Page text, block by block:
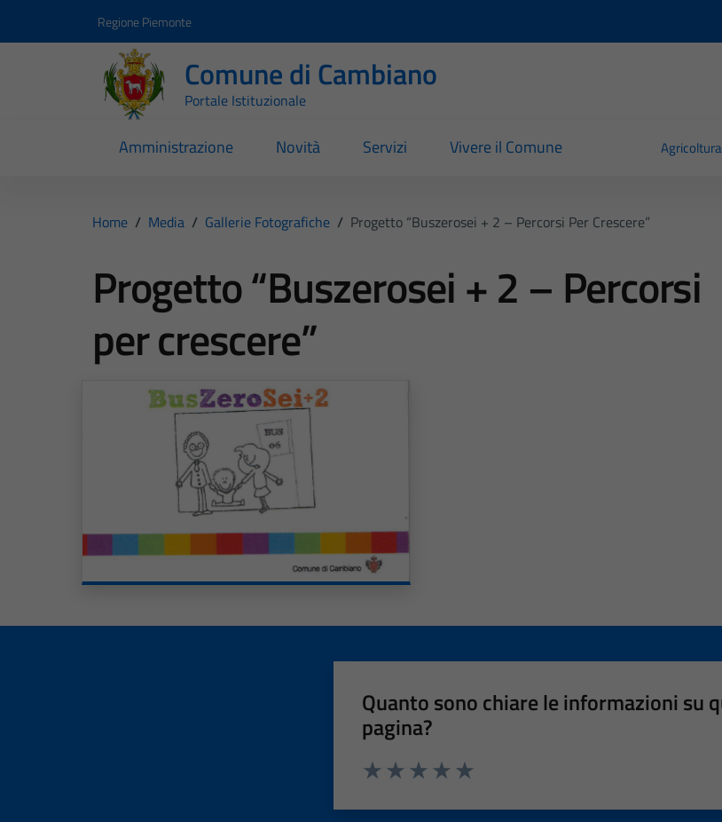
Regione Piemonte
Comune di Cambiano
Portale Istituzionale
Amministrazione Novità Servizi Vivere il Comune Agricoltura
Home / Media / Gallerie Fotografiche / Progetto “Buszerosei + 2 – Percorsi Per Crescere”
Progetto “Buszerosei + 2 – Percorsi
per crescere”
Quanto sono chiare le informazioni su
pagina?